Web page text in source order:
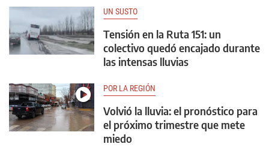
UN SUSTO
Tensión en la Ruta 151: un
colectivo quedó encajado durante
las intensas lluvias
POR LA REGIÓN
Volvió la lluvia: el pronóstico para
el próximo trimestre que mete
miedo